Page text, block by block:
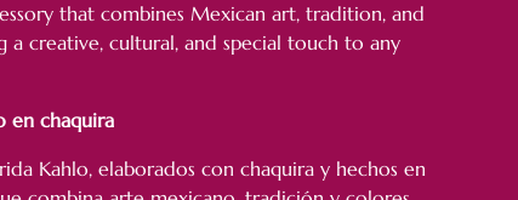
that combines Mexican art, tradition, and
a creative, cultural, and special touch to any
en chaquira
Kahlo, elaborados con chaquira y hechos en